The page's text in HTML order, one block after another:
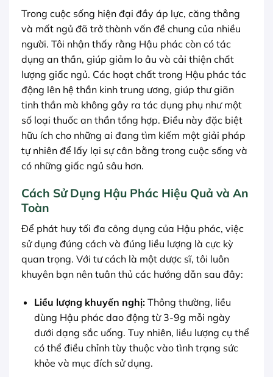
Trong cuộc sống hiện đại đầy áp lực, căng thẳng
và mất ngủ đã trở thành vấn đề chung của nhiều
người. Tôi nhận thấy rằng Hậu phác còn có tác
dụng an thần, giúp giảm lo âu và cải thiện chất
lượng giấc ngủ. Các hoạt chất trong Hậu phác tác
động lên hệ thần kinh trung ương, giúp thư giãn
tinh thần mà không gây ra tác dụng phụ như một
số loại thuốc an thần tổng hợp. Điều này đặc biệt
hữu ích cho những ai đang tìm kiếm một giải pháp
tự nhiên để lấy lại sự cân bằng trong cuộc sống và
có những giấc ngủ sâu hơn.
Cách Sử Dụng Hậu Phác Hiệu Quả và An
Toàn
Để phát huy tối đa công dụng của Hậu phác, việc
sử dụng đúng cách và đúng liều lượng là cực kỳ
quan trọng. Với tư cách là một dược sĩ, tôi luôn
khuyên bạn nên tuân thủ các hướng dẫn sau đây:
Liều lượng khuyến nghị:Thông thường, liều
dùng Hậu phác dao động từ 3-9g mỗi ngày
dưới dạng sắc uống. Tuy nhiên, liều lượng cụ thể
có thể điều chỉnh tùy thuộc vào tình trạng sức
khỏe và mục đích sử dụng.